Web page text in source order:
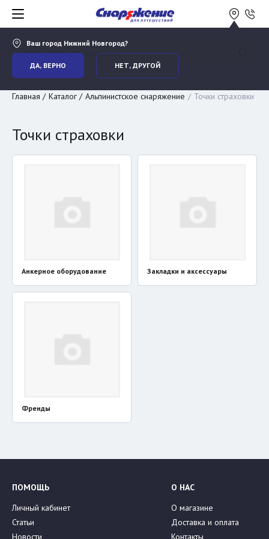
Ваш город Нижний Новгород?
ДА, ВЕРНО НЕТ, ДРУГОЙ
Главная Каталог Альпинистское снаряжение Точки страховки
Точки страховки
Анкерное оборудование Закладки и аксессуары
Френды
ПОМОЩЬ
Личный кабинет
Статьи
Новости
О НАС
О магазине
Доставка и оплата
Контакты